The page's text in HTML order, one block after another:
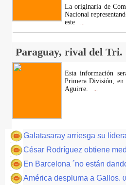
La originaria de
Nacional
este
Paraguay, rival del Tri.
Esta información
Primera División, en
Aguirre.
Galatasaray arriesga su
César Rodríguez obtiene
En Barcelona ´no están
América despluma a Gallos.